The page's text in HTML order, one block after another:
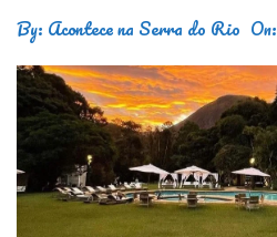
By: Acontece na Serra do Rio On: